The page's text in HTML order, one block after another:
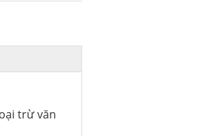
trừ văn